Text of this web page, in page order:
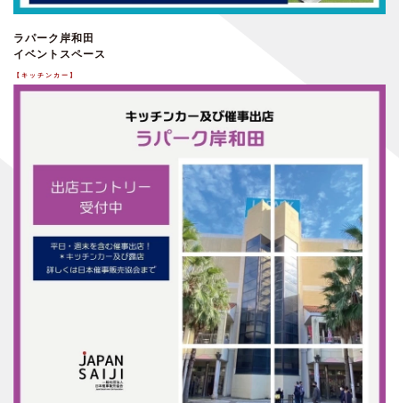
ラパーク岸和田
イベントスペース
【キッチンカー】